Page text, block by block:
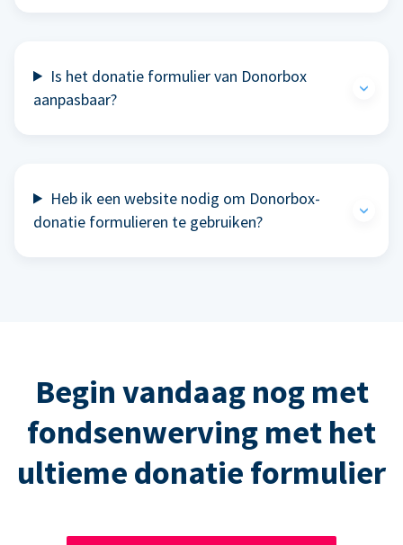
Is het donatie formulier van Donorbox
aanpasbaar?
Heb ik een website nodig om Donorbox-
donatie formulieren te gebruiken?
Begin vandaag nog met
fondsenwerving met het
ultieme donatie formulier